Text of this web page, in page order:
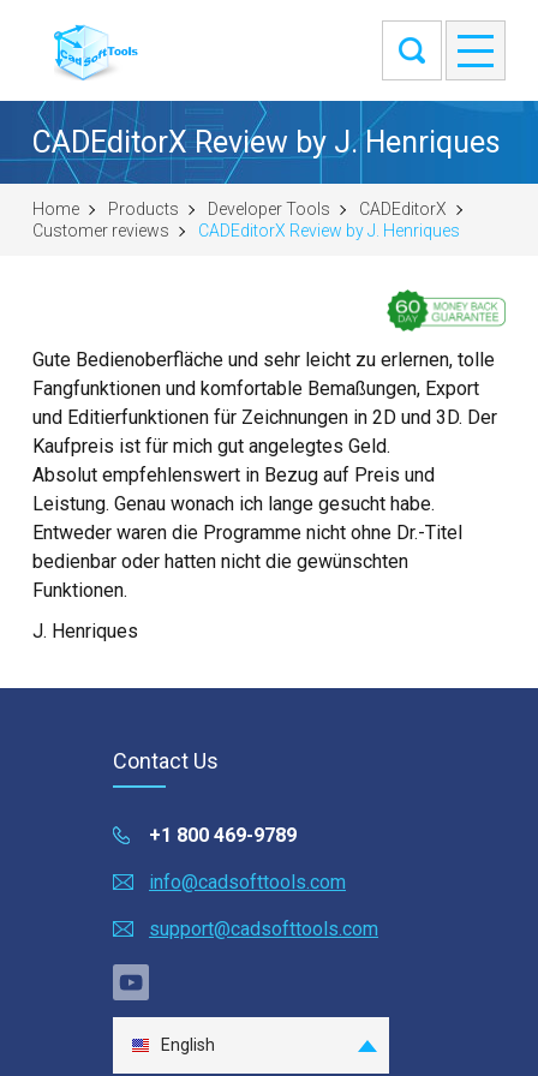
CADEditorX Review by J. Henriques
Home Products Developer Tools
CADEditorX
Customer reviews
CADEditorX Review by J. Henriques
Gute Bedienoberfläche und sehr leicht zu erlernen, tolle
Fangfunktionen und komfortable Bemaßungen, Export
und Editierfunktionen für Zeichnungen in 2D und 3D. Der
Kaufpreis ist für mich gut angelegtes Geld.
Absolut empfehlenswert in Bezug auf Preis und
Leistung. Genau wonach ich lange gesucht habe.
Entweder waren die Programme nicht ohne Dr.-Titel
bedienbar oder hatten nicht die gewünschten
Funktionen.
J. Henriques
Contact Us
+1 800 469-9789
info@cadsofttools.com
support@cadsofttools.com
English